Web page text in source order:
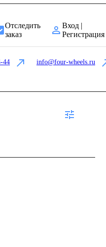
Отследить
заказ
Вход |
Регистрация
44 info@four-wheels.ru